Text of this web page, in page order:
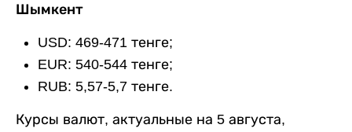
Шымкент
USD: 469-471 тенге;
EUR: 540-544 тенге;
RUB: 5,57-5,7 тенге.
Курсы валют, актуальные на 5 августа,